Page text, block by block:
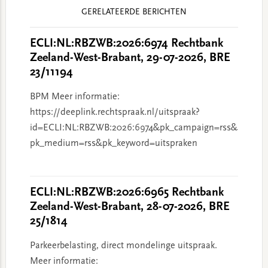
GERELATEERDE BERICHTEN
ECLI:NL:RBZWB:2026:6974 Rechtbank
Zeeland-West-Brabant, 29-07-2026, BRE
23/11194
BPM Meer informatie:
https://deeplink.rechtspraak.nl/uitspraak?
id=ECLI:NL:RBZWB:2026:6974&pk_campaign=rss&
pk_medium=rss&pk_keyword=uitspraken
ECLI:NL:RBZWB:2026:6965 Rechtbank
Zeeland-West-Brabant, 28-07-2026, BRE
25/1814
Parkeerbelasting, direct mondelinge uitspraak.
Meer informatie: